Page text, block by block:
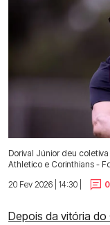
Dorival Júnior deu
Athletico e Corinthians -
20 Fev 2026 | 14:30 |
0
Depois da vitória